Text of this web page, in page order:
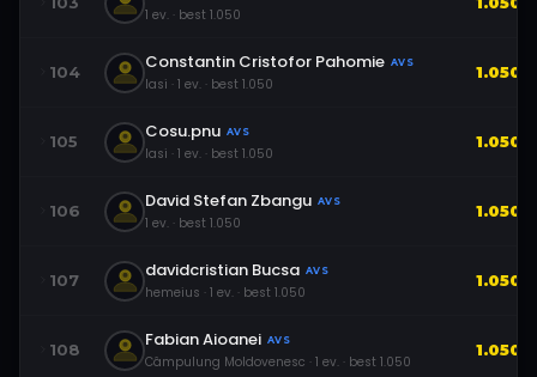
1 ev. · best 1.050
104 Constantin Cristofor Pahomie AVS
Iasi · 1 ev. · best 1.050
1.050
105 Cosu.pnu AVS
Iasi · 1 ev. · best 1.050
1.050
106 David Stefan Zbangu AVS
1 ev. · best 1.050
1.050
107 davidcristian Bucsa AVS
hemeius · 1 ev. · best 1.050
1.050
108 Fabian Aioanei AVS
Câmpulung Moldovenesc · 1 ev. · best 1.050
1.050